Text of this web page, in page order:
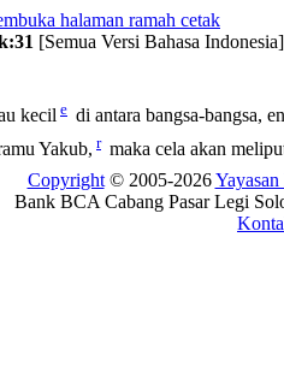
[Semua Versi Bahasa Indonesia]
kecil e di antara bangsa-bangsa,
Yakub, r maka cela akan
Copyright© 2005-2026
Bank BCA Cabang Pasar Legi